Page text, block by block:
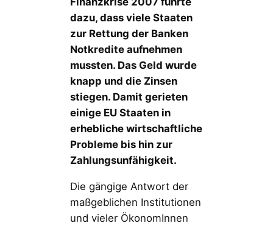
dazu, dass viele Staaten
zur Rettung der Banken
Notkredite aufnehmen
mussten. Das Geld wurde
knapp und die Zinsen
stiegen. Damit gerieten
einige EU Staaten in
erhebliche wirtschaftliche
Probleme bis hin zur
Zahlungsunfähigkeit.
Die gängige Antwort der
maßgeblichen Institutionen
und vieler ÖkonomInnen